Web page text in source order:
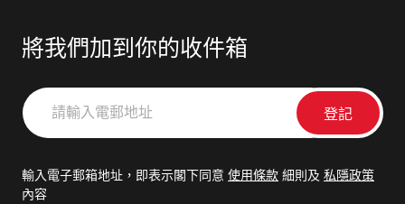
將我們加到你的收件箱
請
輸
郵
輸入電子郵箱地址，即表示閣下同意 使用條款 細則及 私隱政策
內容